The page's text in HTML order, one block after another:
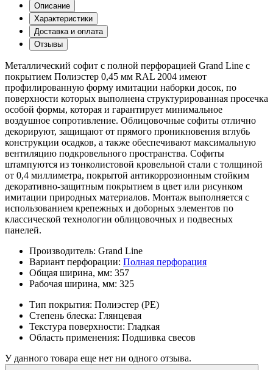
Описание
Характеристики
Доставка и оплата
Отзывы
Металлический софит с полной перфорацией Grand Line с
покрытием Полиэстер 0,45 мм RAL 2004 имеют
профилированную форму имитации наборки досок, по
поверхности которых выполнена структурированная просечка
особой формы, которая и гарантирует минимальное
воздушное сопротивление. Облицовочные софиты отлично
декорируют, защищают от прямого проникновения вглубь
конструкции осадков, а также обеспечивают максимальную
вентиляцию подкровельного пространства. Софиты
штампуются из тонколистовой кровельной стали с толщиной
от 0,4 миллиметра, покрытой антикоррозионным стойким
декоративно-защитным покрытием в цвет или рисунком
имитации природных материалов. Монтаж выполняется с
использованием крепежных и доборных элементов по
классической технологии облицовочных и подвесных
панелей.
Производитель: Grand Line
Вариант перфорации: Полная перфорация
Общая ширина, мм: 357
Рабочая ширина, мм: 325
Тип покрытия: Полиэстер (PE)
Степень блеска: Глянцевая
Текстура поверxности: Гладкая
Область применения: Подшивка свесов
У данного товара еще нет ни одного отзыва.